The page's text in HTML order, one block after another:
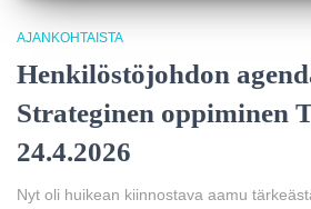
AJANKOHTAISTA
Henkilöstöjohdon
Strateginen oppiminen
24.4.2026
Nyt oli huikean kiinnostava aamu